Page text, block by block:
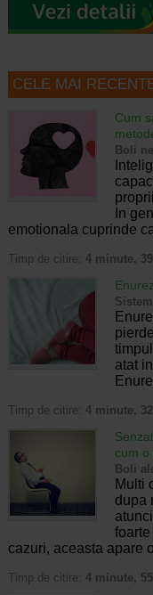
CELE MAI
Cum
Boli
In
emotionala cuprinde
Timp de citire: 4 minute,
atat
Timp de citire: 4 minute,
cum o
Boli
Multi
dupa
cazuri, aceasta apare
Timp de citire: 4 minute,